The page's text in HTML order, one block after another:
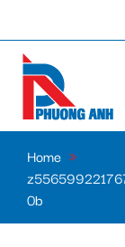
Home »
0b